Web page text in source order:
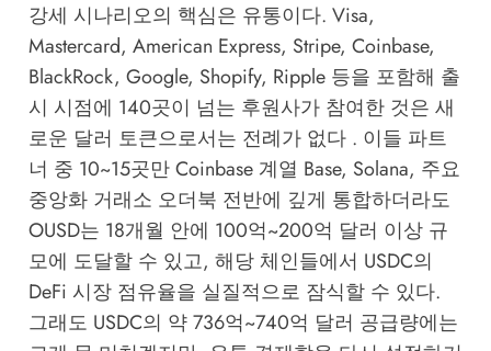
강세 시나리오의 핵심은 유통이다. Visa,
Mastercard, American Express, Stripe, Coinbase,
BlackRock, Google, Shopify, Ripple 등을 포함해 출
시 시점에 140곳이 넘는 후원사가 참여한 것은 새
로운 달러 토큰으로서는 전례가 없다 . 이들 파트
너 중 10~15곳만 Coinbase 계열 Base, Solana, 주요
중앙화 거래소 오더북 전반에 깊게 통합하더라도
OUSD는 18개월 안에 100억~200억 달러 이상 규
모에 도달할 수 있고, 해당 체인들에서 USDC의
DeFi 시장 점유율을 실질적으로 잠식할 수 있다.
그래도 USDC의 약 736억~740억 달러 공급량에는